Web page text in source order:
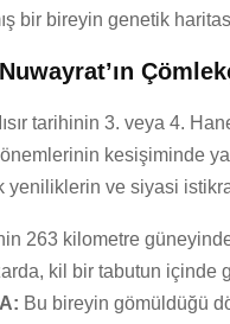
bir bireyin genetik
tarihinin 3. veya 4.
kesişiminde
ve siyasi
263 kilometre
kil bir tabutun içinde
Bu bireyin gömüldüğü